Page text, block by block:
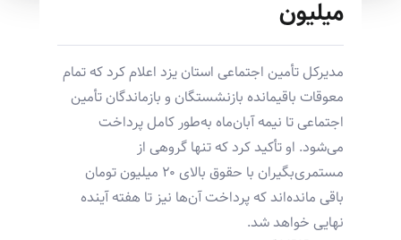
میلیون
مدیرکل تأمین اجتماعی استان یزد اعلام کرد که تمام
معوقات باقیمانده بازنشستگان و بازماندگان تأمین
اجتماعی تا نیمه آبان‌ماه به‌طور کامل پرداخت
می‌شود. او تأکید کرد که تنها گروهی از
مستمری‌بگیران با حقوق بالای ۲۰ میلیون تومان
باقی مانده‌اند که پرداخت آن‌ها نیز تا هفته آینده
نهایی خواهد شد.